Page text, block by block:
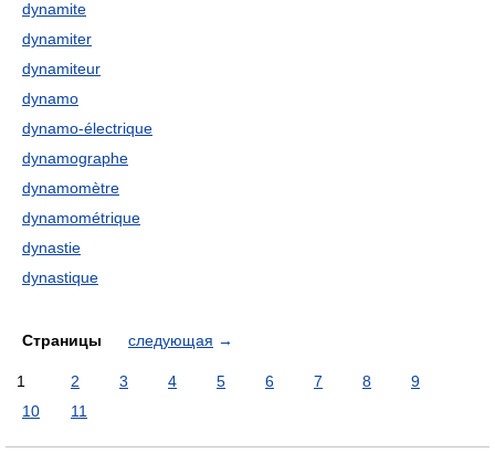
dynamite
dynamiter
dynamiteur
dynamo
dynamo-électrique
dynamographe
dynamomètre
dynamométrique
dynastie
dynastique
Страницы следующая →
1 2 3 4 5 6 7 8
9
10
11